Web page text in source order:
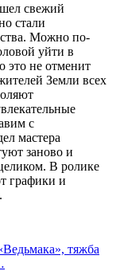
свежий
стали
Можно по-
уйти в
это не отменит
Земли всех
с
мастера
заново и
В ролике
графики и
тяжба